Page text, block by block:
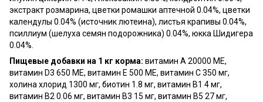
экстракт розмарина, цветки ромашки аптечной 0.04%, цветки
календулы 0.04% (источник лютеина), листья крапивы 0.04%,
псиллиум (шелуха семян подорожника) 0.04%, юкка Шидигера
0.04%.
Пищевые добавки на 1 кг корма: витамин A 20000 МЕ,
витамин D3 650 МЕ, витамин E 500 МЕ, витамин C 350 мг,
холина хлорид 1300 мг, биотин 1.8 мг, витамин B1 4 мг,
витамин B2 0.06 мг, витамин B3 15 мг, витамин B5 27 мг,